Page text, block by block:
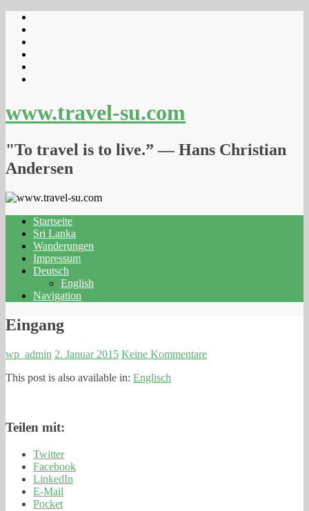
www.travel-su.com
"To travel is to live.” ― Hans Christian
Andersen
Startseite
Sri Lanka
Wanderungen
Impressum
Deutsch
English
Navigation
Eingang
wp_admin 2. Januar 2015 Keine Kommentare
This post is also available in: Englisch
Teilen mit:
Twitter
Facebook
LinkedIn
E-Mail
Pocket